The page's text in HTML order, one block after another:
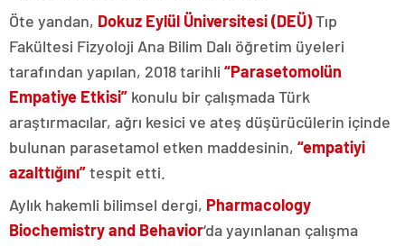
Öte yandan, Dokuz Eylül Üniversitesi (DEÜ)Tıp
Fakültesi Fizyoloji Ana Bilim Dalı öğretim üyeleri
tarafından yapılan, 2018 tarihli “Parasetomolün
Empatiye Etkisi” konulu bir çalışmada Türk
araştırmacılar, ağrı kesici ve ateş düşürücülerin içinde
bulunan parasetamol etken maddesinin, “empatiyi
azalttığını”tespit etti.
Aylık hakemli bilimsel dergi, Pharmacology
Biochemistry and Behavior‘da yayınlanan çalışma